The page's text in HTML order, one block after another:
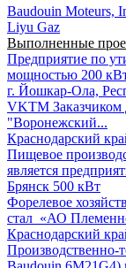
Baudouin Moteurs,
Liyu Gaz
Выполненные
Предприятие по
мощностью 200 кВт
г. Йошкар-Ола,
VKTM
"Воронежский...
Краснодарский
Пищевое
является
Брянск 500 кВт
Форелевое
стал «АО
Краснодарский
Производственно-